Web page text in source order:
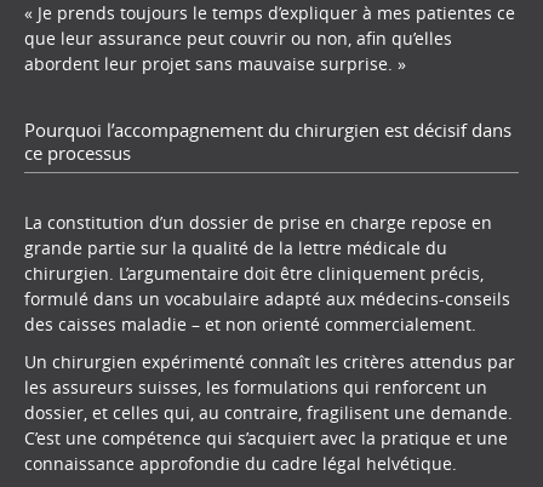
« Je prends toujours le temps d’expliquer à mes patientes ce
que leur assurance peut couvrir ou non, afin qu’elles
abordent leur projet sans mauvaise surprise. »
Pourquoi l’accompagnement du chirurgien est décisif dans
ce processus
La constitution d’un dossier de prise en charge repose en
grande partie sur la qualité de la lettre médicale du
chirurgien. L’argumentaire doit être cliniquement précis,
formulé dans un vocabulaire adapté aux médecins-conseils
des caisses maladie – et non orienté commercialement.
Un chirurgien expérimenté connaît les critères attendus par
les assureurs suisses, les formulations qui renforcent un
dossier, et celles qui, au contraire, fragilisent une demande.
C’est une compétence qui s’acquiert avec la pratique et une
connaissance approfondie du cadre légal helvétique.